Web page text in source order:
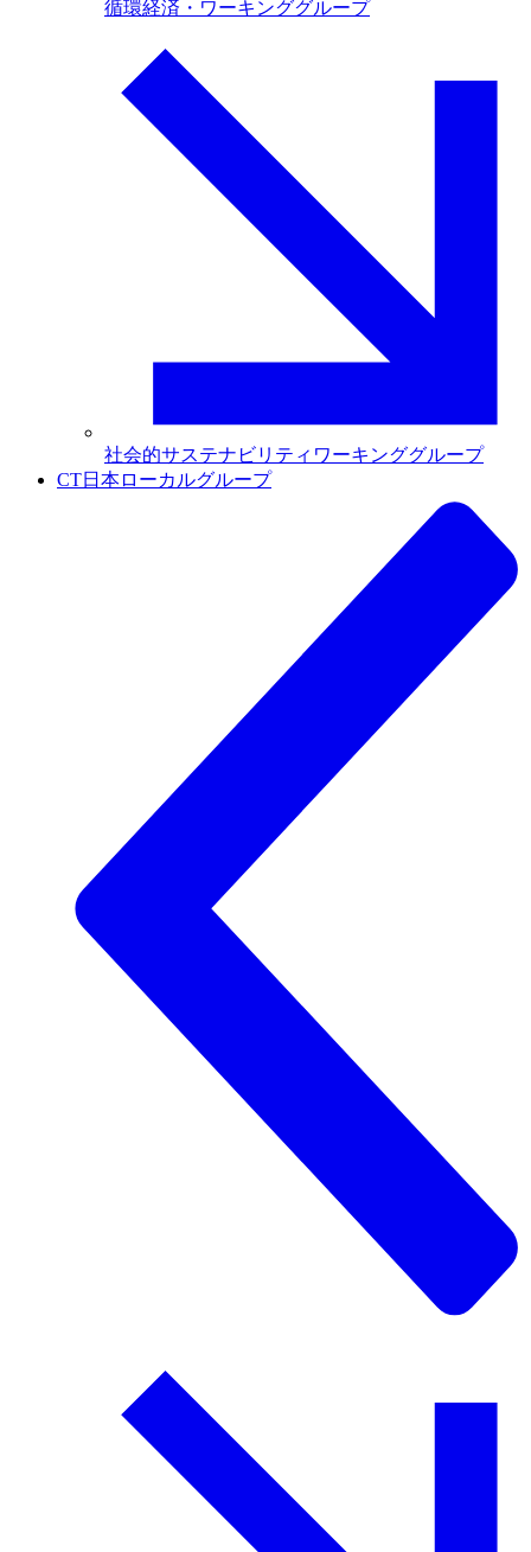
循環経済・ワーキンググループ
社会的サステナビリティワーキンググループ
CT日本ローカルグループ